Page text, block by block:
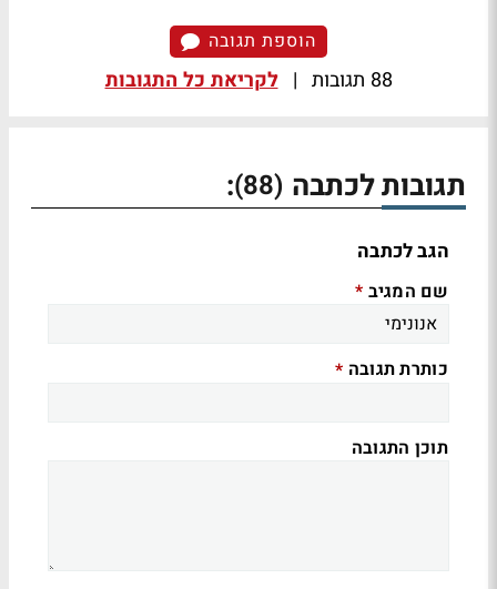
הוספת תגובה
88 תגובות | לקריאת כל התגובות
תגובות לכתבה (88)
:
הגב לכתבה
שם המגיב *
כותרת תגובה *
תוכן התגובה